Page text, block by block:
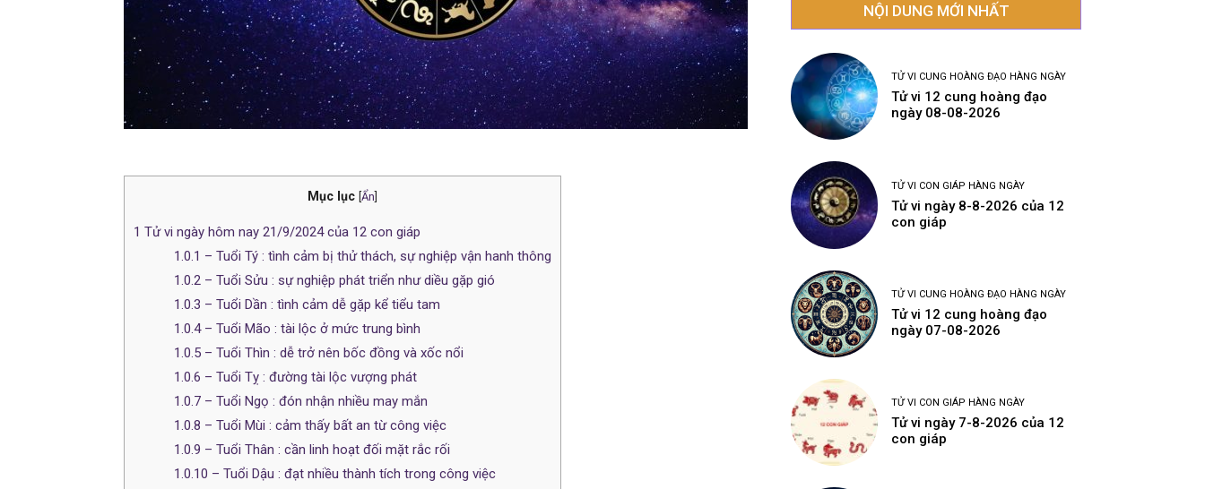
Mục lục Ẩn
1 Tử vi ngày hôm nay 21/9/2024 của 12 con giáp
1.0.1 – Tuổi Tý : tình cảm bị thử thách, sự nghiệp vận hanh thông
1.0.2 – Tuổi Sửu : sự nghiệp phát triển như diều gặp gió
1.0.3 – Tuổi Dần : tình cảm dễ gặp kể tiểu tam
1.0.4– Tuổi Mão : tài lộc ở mức trung bình
1.0.5 – Tuổi Thìn : dễ trở nên bốc đồng và xốc nổi
1.0.6 – Tuổi Tỵ : đường tài lộc vượng phát
1.0.7 – Tuổi Ngọ : đón nhận nhiều may mắn
1.0.8 – Tuổi Mùi : cảm thấy bất an từ công việc
1.0.9 – Tuổi Thân : cần linh hoạt đối mặt rắc rối
1.0.10 – Tuổi Dậu : đạt nhiều thành tích trong công việc
NỘI DUNG MỚI NHẤT
TỬ VI CUNG HOÀNG ĐẠO HÀNG NGÀY
Tử vi 12 cung hoàng đạo
ngày 08-08-2026
TỬ VI CON GIÁP HÀNG NGÀY
Tử vi ngày 8-8-2026 của 12
con giáp
TỬ VI CUNG HOÀNG ĐẠO HÀNG NGÀY
Tử vi 12 cung hoàng đạo
ngày 07-08-2026
TỬ VI CON GIÁP HÀNG NGÀY
Tử vi ngày 7-8-2026 của 12
con giáp